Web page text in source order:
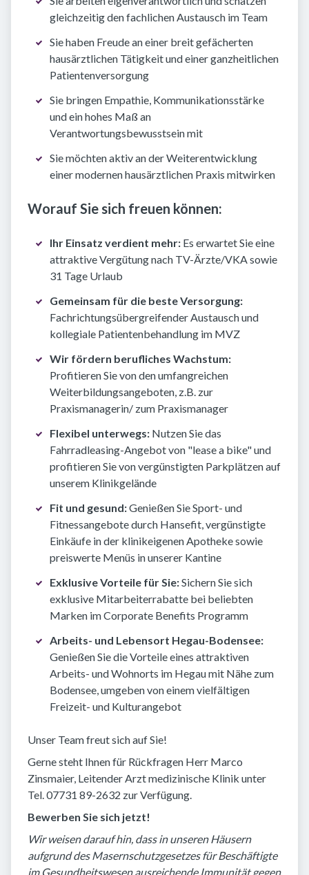
gleichzeitig den fachlichen Austausch im Team
Sie haben Freude an einer breit gefächerten
hausärztlichen Tätigkeit und einer ganzheitlichen
Patientenversorgung
Sie bringen Empathie, Kommunikationsstärke
und ein hohes Maß an
Verantwortungsbewusstsein mit
Sie möchten aktiv an der Weiterentwicklung
einer modernen hausärztlichen Praxis mitwirken
Worauf Sie sich freuen können:
Ihr Einsatz verdient mehr: Es erwartet Sie eine
attraktive Vergütung nach TV-Ärzte/VKA sowie
31 Tage Urlaub
Gemeinsam für die beste Versorgung:
Fachrichtungsübergreifender Austausch und
kollegiale Patientenbehandlung im MVZ
Wir fördern berufliches Wachstum:
Profitieren Sie von den umfangreichen
Weiterbildungsangeboten, z.B. zur
Praxismanagerin/ zum Praxismanager
Flexibel unterwegs: Nutzen Sie das
Fahrradleasing-Angebot von "lease a bike" und
profitieren Sie von vergünstigten Parkplätzen auf
unserem Klinikgelände
Fit und gesund:Genießen Sie Sport- und
Fitnessangebote durch Hansefit, vergünstigte
Einkäufe in der klinikeigenen Apotheke sowie
preiswerte Menüs in unserer Kantine
Exklusive Vorteile für Sie:Sichern Sie sich
exklusive Mitarbeiterrabatte bei beliebten
Marken im Corporate Benefits Programm
Arbeits- und Lebensort Hegau-Bodensee:
Genießen Sie die Vorteile eines attraktiven
Arbeits- und Wohnorts im Hegau mit Nähe zum
Bodensee, umgeben von einem vielfältigen
Freizeit- und Kulturangebot
Unser Team freut sich auf Sie!
Gerne steht Ihnen für Rückfragen Herr Marco
Zinsmaier, Leitender Arzt medizinische Klinik unter
Tel. 07731 89-2632 zur Verfügung.
Bewerben Sie sich jetzt!
Wir weisen darauf hin, dass in unseren Häusern
aufgrund des Masernschutzgesetzes für Beschäftigte
im Gesundheitswesen ausreichende Immunität gegen